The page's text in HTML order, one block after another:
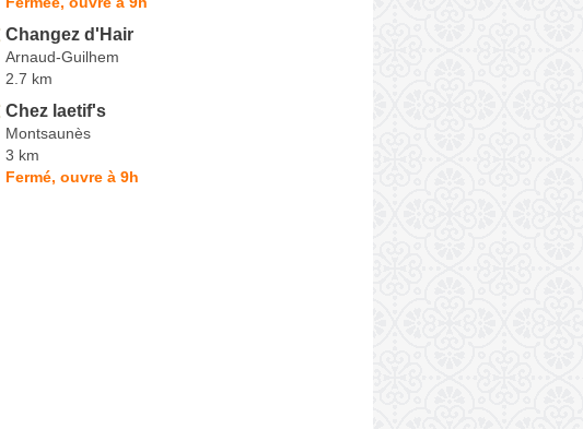
Changez d'Hair
Arnaud-Guilhem
2.7 km
Chez laetif's
Montsaunès
3 km
Fermé, ouvre à 9h